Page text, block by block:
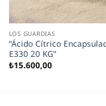
LOS GUARDIAS
“Ácido Cítrico
E330 20 KG”
₺15.600,00